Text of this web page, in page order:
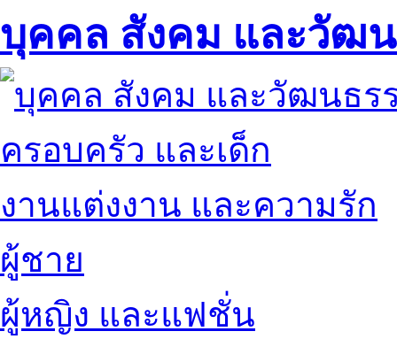
บุคคล สังคม และวัฒ
ครอบครัว และเด็ก
งานแต่งงาน และความรัก
ผู้ชาย
ผู้หญิง และแฟชั่น